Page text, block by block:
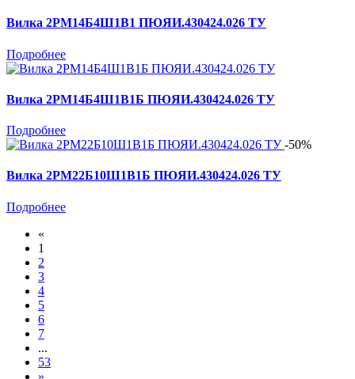
Вилка 2РМ14Б4Ш1В1 ПЮЯИ.430424.026 ТУ
Подробнее
Вилка 2РМ14Б4Ш1В1Б ПЮЯИ.430424.026 ТУ
Подробнее
-50%
Вилка 2РМ22Б10Ш1В1Б ПЮЯИ.430424.026 ТУ
Подробнее
«
1
2
3
4
5
6
7
...
53
»